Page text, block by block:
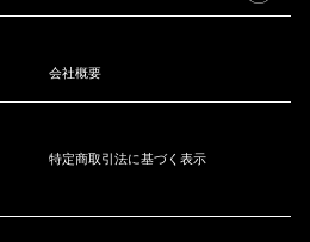
会社概要
特定商取引法に基づく表示